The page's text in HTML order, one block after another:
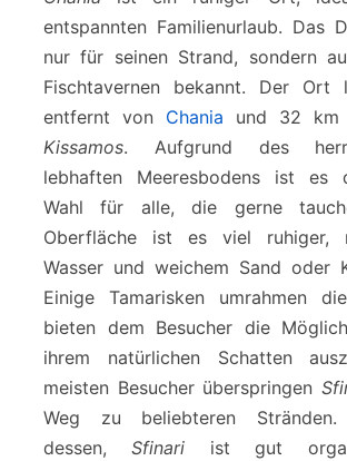
entspannten Familienurlaub. Das
nur für seinen Strand, sondern
Fischtavernen bekannt. Der
entfernt von Chania und 32 km
Kissamos. Aufgrund des
lebhaften Meeresbodens ist es
Wahl für alle, die gerne
Oberfläche ist es viel ruhiger,
Wasser und weichem Sand oder
Einige Tamarisken umrahmen
bieten dem Besucher die
ihrem natürlichen Schatten
meisten Besucher überspringen
Weg zu beliebteren Stränden.
dessen,Sfinari ist gut